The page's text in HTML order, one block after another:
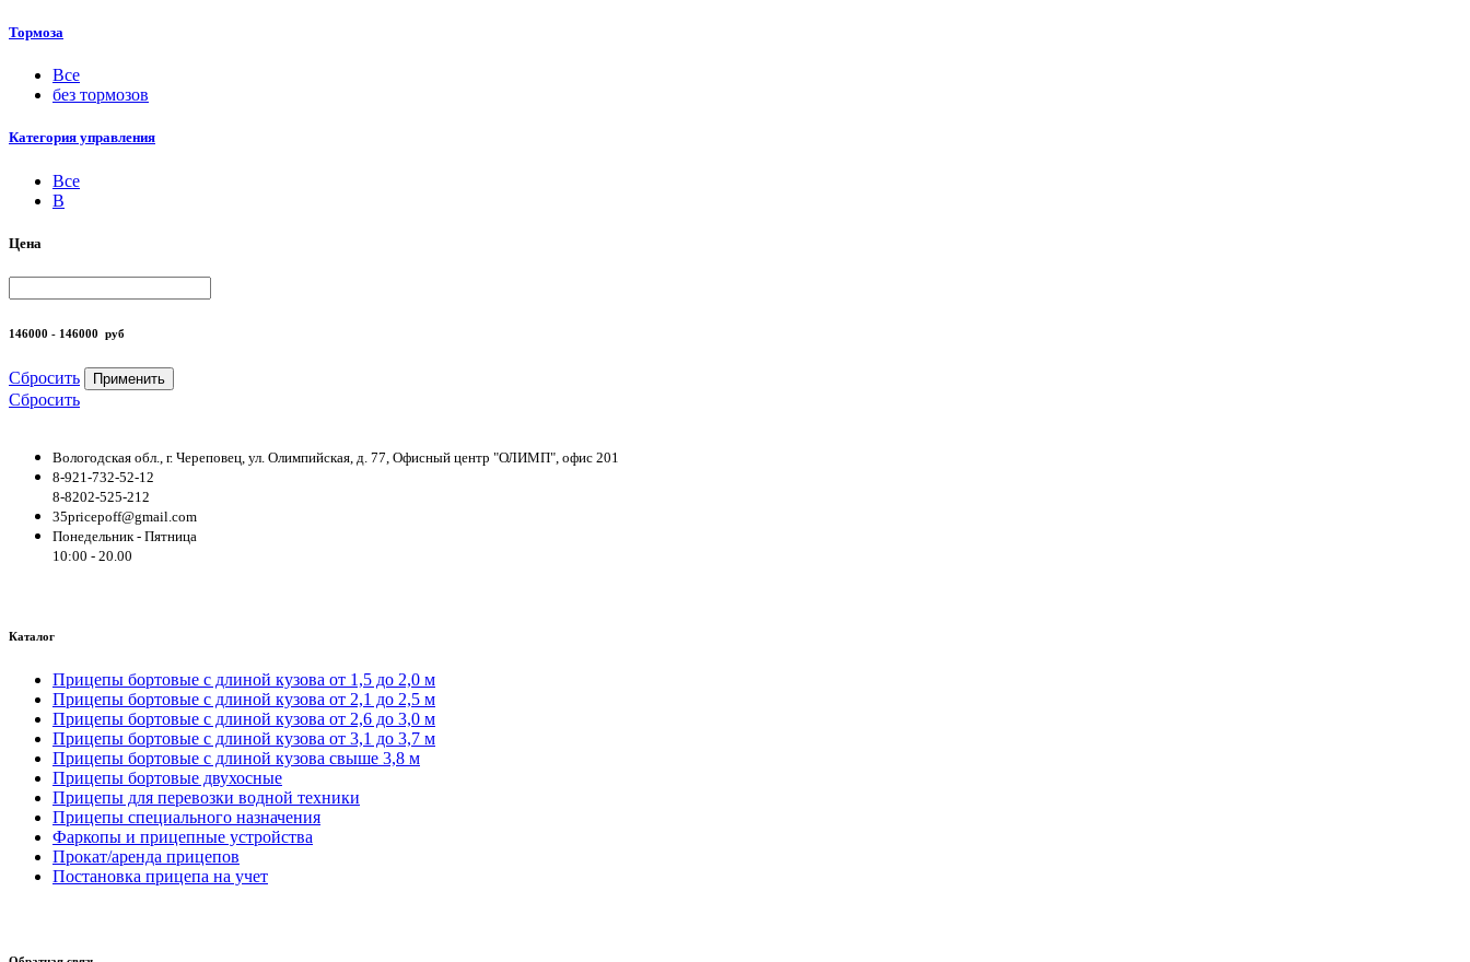
Тормоза
Все
без тормозов
Категория управления
Все
B
Цена
146000 - 146000 руб
Сбросить Применить
Сбросить
Вологодская обл., г. Череповец, ул. Олимпийская, д. 77, Офисный центр "ОЛИМП", офис 201
8-921-732-52-12
8-8202-525-212
35pricepoff@gmail.com
Понедельник - Пятница
10:00 - 20.00
Каталог
Прицепы бортовые с длиной кузова от 1,5 до 2,0 м
Прицепы бортовые с длиной кузова от 2,1 до 2,5 м
Прицепы бортовые с длиной кузова от 2,6 до 3,0 м
Прицепы бортовые с длиной кузова от 3,1 до 3,7 м
Прицепы бортовые с длиной кузова свыше 3,8 м
Прицепы бортовые двухосные
Прицепы для перевозки водной техники
Прицепы специального назначения
Фаркопы и прицепные устройства
Прокат/аренда прицепов
Постановка прицепа на учет